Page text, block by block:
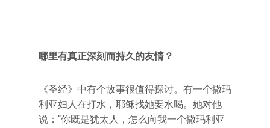
哪里有真正深刻而持久的友情？
《圣经》中有个故事很值得探讨。有一个撒玛
利亚妇人在打水，耶稣找她要水喝。她对他
说：“你既是犹太人，怎么向我一个撒玛利亚